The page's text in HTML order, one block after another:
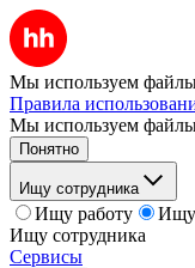
Мы используем файлы
Правила
Мы используем
Понятно
Ищу сотрудника
Ищу работу
Ищу
Ищу сотрудника
Сервисы